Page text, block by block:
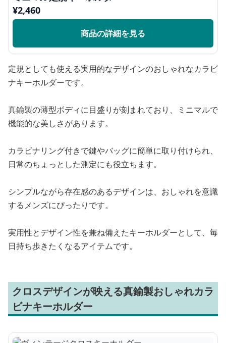
¥2,460
商品の詳細を見る
定規としても使える実用的なデザインのおしゃれなカラビ
ナキーホルダーです。
真鍮製の薄型ボディに目盛りが刻まれており、ミニマルで
機能的な美しさがあります。
カラビナリング付きで鍵やバッグに簡単に取り付けられ、
日常のちょっとした測定にも役立ちます。
シンプルながら存在感のあるデザインは、おしゃれを意識
するメンズにぴったりです。
実用性とデザイン性を兼ね備えたキーホルダーとして、毎
日持ち歩きたくなるアイテムです。
クロスデザインが映える真鍮製おしゃれカラ
ビナキーホルダー